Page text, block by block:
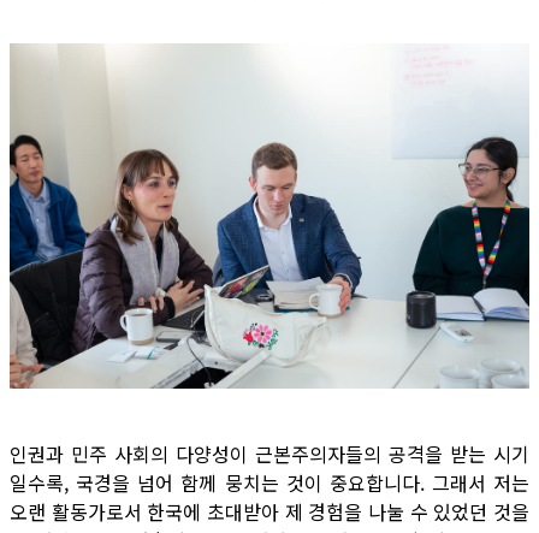
인권과 민주 사회의 다양성이 근본주의자들의 공격을 받는 시기
일수록, 국경을 넘어 함께 뭉치는 것이 중요합니다. 그래서 저는
오랜 활동가로서 한국에 초대받아 제 경험을 나눌 수 있었던 것을